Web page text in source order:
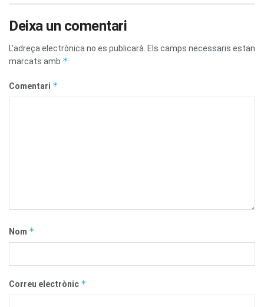
Deixa un comentari
L'adreça electrònica no es publicarà. Els camps necessaris estan
marcats amb *
Comentari *
Nom *
Correu electrònic *